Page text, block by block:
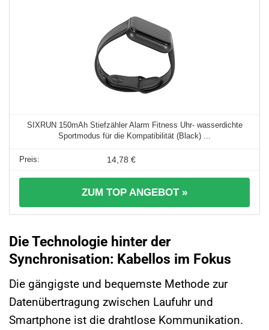
SIXRUN 150mAh Stiefzähler Alarm Fitness Uhr- wasserdichte
Sportmodus für die Kompatibilität (Black) ...
14,78 €
ZUM TOP ANGEBOT »
Die Technologie hinter der
Synchronisation: Kabellos im Fokus
Die gängigste und bequemste Methode zur
Datenübertragung zwischen Laufuhr und
Smartphone ist die drahtlose Kommunikation.